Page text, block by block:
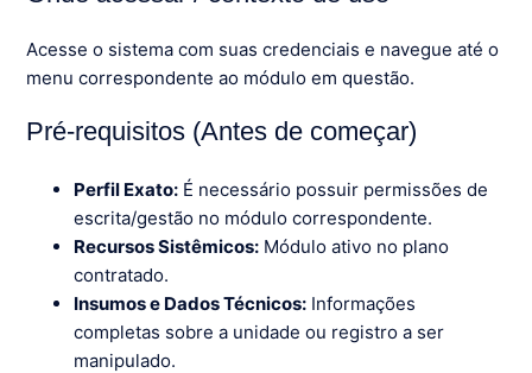
Acesse o sistema com suas credenciais e navegue até o
menu correspondente ao módulo em questão.
Pré-requisitos (Antes de começar)
Perfil Exato: É necessário possuir permissões de
escrita/gestão no módulo correspondente.
Recursos Sistêmicos: Módulo ativo no plano
contratado.
Insumos e Dados Técnicos: Informações
completas sobre a unidade ou registro a ser
manipulado.